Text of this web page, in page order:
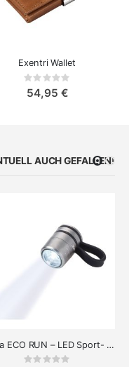
Exentri Wallet
Rating:
0%
54,95 €
AUCH GEFALLEN!
Troika ECO RUN – LED Sport- & Sicherheitslicht mit Magnetclip
Rating: